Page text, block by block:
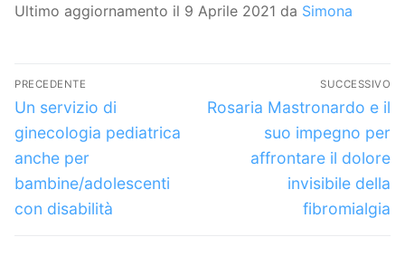
Ultimo aggiornamento il 9 Aprile 2021 da Simona
Navigazione
articoli
PRECEDENTE
Articolo
precedente:
Un servizio di
ginecologia pediatrica
anche per
bambine/adolescenti
con disabilità
SUCCESSIVO
Articolo
successivo:
Rosaria Mastronardo e il
suo impegno per
affrontare il dolore
invisibile della
fibromialgia